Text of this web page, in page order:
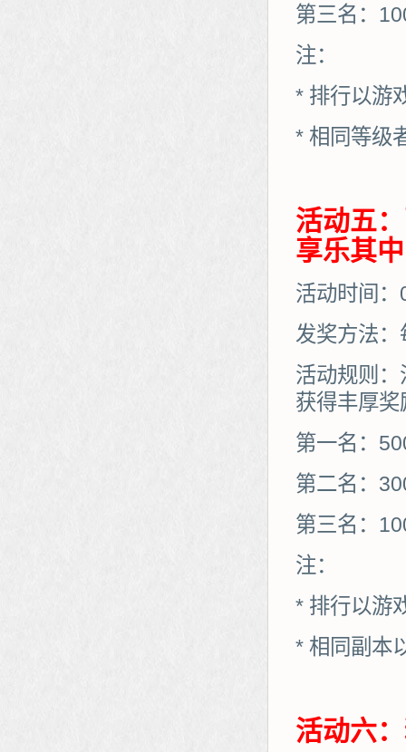
第三名：
注：
* 排行以游
* 相同等级
活动五
享乐其中
活动时间
发奖方法：
活动规则
获得丰厚
第一名：
第二名：
第三名：
注：
* 排行以游
* 相同副本
活动六